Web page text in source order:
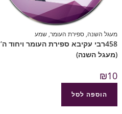
מעגל השנה, ספירת העומר, שמע
458רבי עקיבא ספירת העומר ויחוד ה’
(מעגל השנה)
₪10
הוספה לסל